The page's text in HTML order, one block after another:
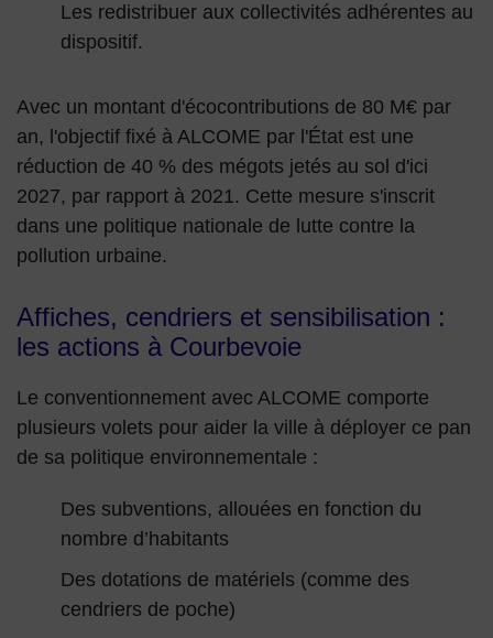
Les redistribuer aux collectivités adhérentes au
dispositif.
Avec un montant d'écocontributions de 80 M€ par
an, l'objectif fixé à ALCOME par l'État est une
réduction de 40 % des mégots jetés au sol d'ici
2027, par rapport à 2021. Cette mesure s'inscrit
dans une politique nationale de lutte contre la
pollution urbaine.
Affiches, cendriers et sensibilisation :
les actions à Courbevoie
Le conventionnement avec ALCOME comporte
plusieurs volets pour aider la ville à déployer ce pan
de sa politique environnementale :
Des subventions, allouées en fonction du
nombre d’habitants
Des dotations de matériels (comme des
cendriers de poche)